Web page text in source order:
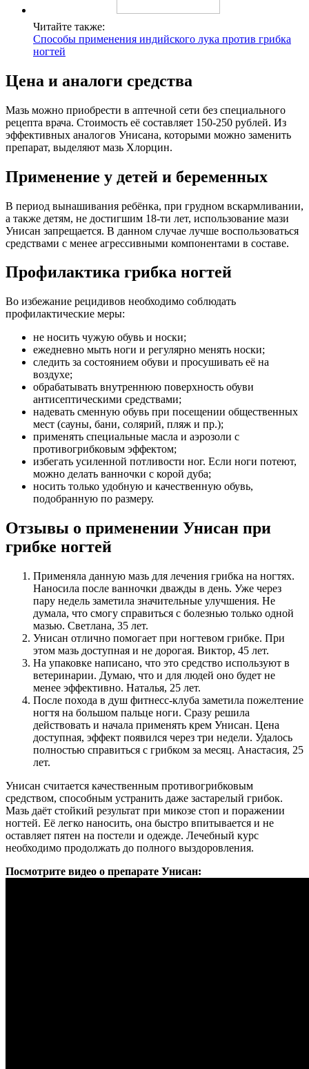
Читайте также:
Способы применения индийского лука против грибка
ногтей
Цена и аналоги средства
Мазь можно приобрести в аптечной сети без специального
рецепта врача. Стоимость её составляет 150-250 рублей. Из
эффективных аналогов Унисана, которыми можно заменить
препарат, выделяют мазь Хлорцин.
Применение у детей и беременных
В период вынашивания ребёнка, при грудном вскармливании,
а также детям, не достигшим 18-ти лет, использование мази
Унисан запрещается. В данном случае лучше воспользоваться
средствами с менее агрессивными компонентами в составе.
Профилактика грибка ногтей
Во избежание рецидивов необходимо соблюдать
профилактические меры:
не носить чужую обувь и носки;
ежедневно мыть ноги и регулярно менять носки;
следить за состоянием обуви и просушивать её на
воздухе;
обрабатывать внутреннюю поверхность обуви
антисептическими средствами;
надевать сменную обувь при посещении общественных
мест (сауны, бани, солярий, пляж и пр.);
применять специальные масла и аэрозоли с
противогрибковым эффектом;
избегать усиленной потливости ног. Если ноги потеют,
можно делать ванночки с корой дуба;
носить только удобную и качественную обувь,
подобранную по размеру.
Отзывы о применении Унисан при
грибке ногтей
Применяла данную мазь для лечения грибка на ногтях.
Наносила после ванночки дважды в день. Уже через
пару недель заметила значительные улучшения. Не
думала, что смогу справиться с болезнью только одной
мазью. Светлана, 35 лет.
Унисан отлично помогает при ногтевом грибке. При
этом мазь доступная и не дорогая. Виктор, 45 лет.
На упаковке написано, что это средство используют в
ветеринарии. Думаю, что и для людей оно будет не
менее эффективно. Наталья, 25 лет.
После похода в душ фитнесс-клуба заметила пожелтение
ногтя на большом пальце ноги. Сразу решила
действовать и начала применять крем Унисан. Цена
доступная, эффект появился через три недели. Удалось
полностью справиться с грибком за месяц. Анастасия, 25
лет.
Унисан считается качественным противогрибковым
средством, способным устранить даже застарелый грибок.
Мазь даёт стойкий результат при микозе стоп и поражении
ногтей. Её легко наносить, она быстро впитывается и не
оставляет пятен на постели и одежде. Лечебный курс
необходимо продолжать до полного выздоровления.
Посмотрите видео о препарате Унисан: